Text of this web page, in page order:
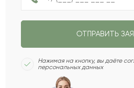
расстояние между нами)
Ерзиба
ОТПРАВИТЬ
Нажимая на кнопку, вы даёте
персональных данных